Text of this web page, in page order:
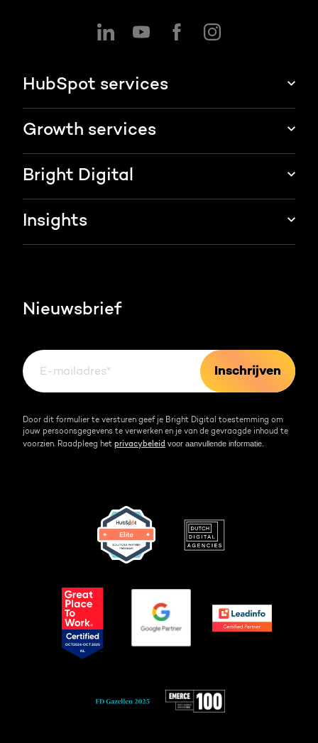
HubSpot services
HubSpot integraties
HubSpot CRM maatwerk
HubSpot trainingen
Growth services
Websites & portals
Groei strategie
AI services
Bright Digital
Over ons
Team
Insights
Events & webinars
Kennisbank
Nieuwsbrief
Door dit formulier te versturen geef je Bright Digital toestemming om
jouw persoonsgegevens te verwerken en je van de gevraagde inhoud te
voorzien. Raadpleeg het privacybeleid voor aanvullende informatie.